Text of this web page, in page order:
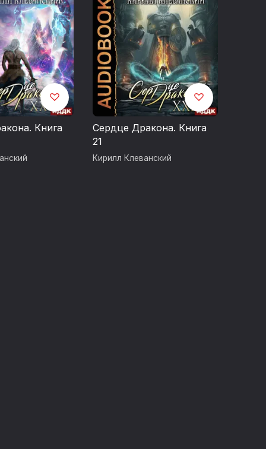
Книга
Сердце Дракона. Книга
21
Кирилл Клеванский